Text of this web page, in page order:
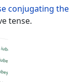
conjugating the
tense.